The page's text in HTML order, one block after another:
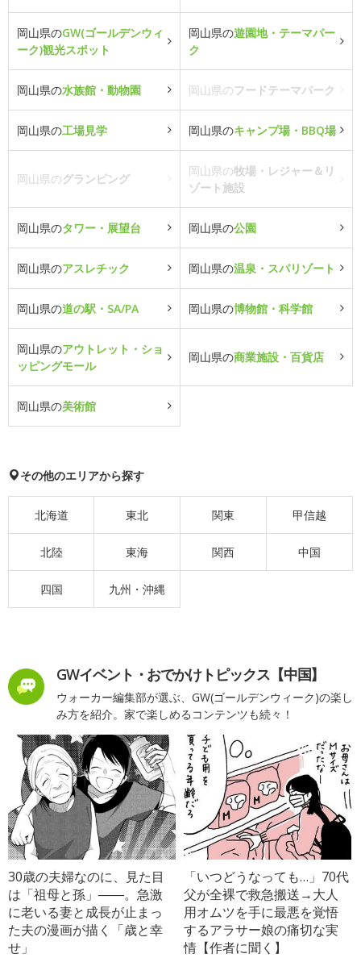
岡山県のGW(ゴールデンウィ
ーク)観光スポット
岡山県の遊園地・テーマパー
ク
岡山県の水族館・動物園 岡山県のフードテーマパーク
岡山県の工場見学 岡山県のキャンプ場・BBQ場
岡山県のグランピング
岡山県の牧場・レジャー＆リ
ゾート施設
岡山県のタワー・展望台 岡山県の公園
岡山県のアスレチック 岡山県の温泉・スパリゾート
岡山県の道の駅・SA/PA 岡山県の博物館・科学館
岡山県のアウトレット・ショ
ッピングモール
岡山県の商業施設・百貨店
岡山県の美術館
その他のエリアから探す
北海道 東北 関東 甲信越
北陸 東海 関西 中国
四国 九州・沖縄
GWイベント・おでかけトピックス【中国】
ウォーカー編集部が選ぶ、GW(ゴールデンウィーク)の楽し
み方を紹介。家で楽しめるコンテンツも続々！
30歳の夫婦なのに、見た目
は「祖母と孫」――。急激
に老いる妻と成長が止まっ
た夫の漫画が描く「歳と幸
せ」
「いつどうなっても…」70代
父が全裸で救急搬送→大人
用オムツを手に最悪を覚悟
するアラサー娘の痛切な実
情【作者に聞く】